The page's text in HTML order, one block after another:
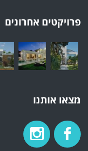
פרויקטים אחרונים
מצאו אותנו